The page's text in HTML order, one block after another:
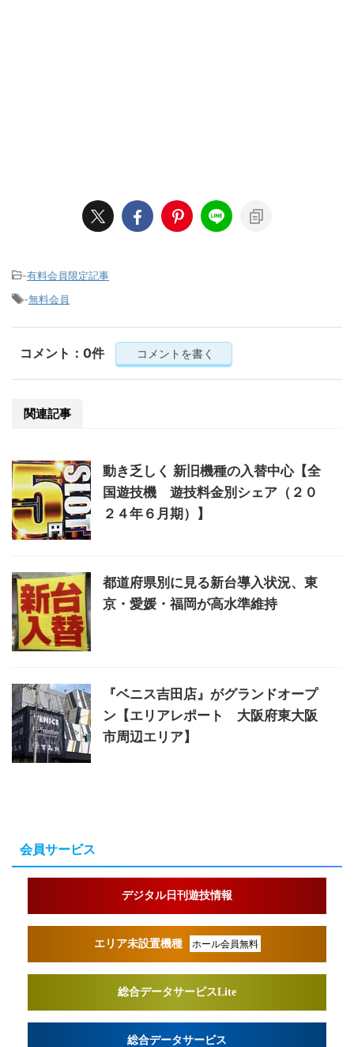
-有料会員限定記事
-無料会員
コメント：0件 コメントを書く
関連記事
動き乏しく 新旧機種の入替中心【全
国遊技機 遊技料金別シェア（２０
２４年６月期）】
都道府県別に見る新台導入状況、東
京・愛媛・福岡が高水準維持
『ベニス吉田店』がグランドオープ
ン【エリアレポート 大阪府東大阪
市周辺エリア】
会員サービス
デジタル日刊遊技情報
エリア未設置機種 ホール会員無料
総合データサービスLite
総合データサービス